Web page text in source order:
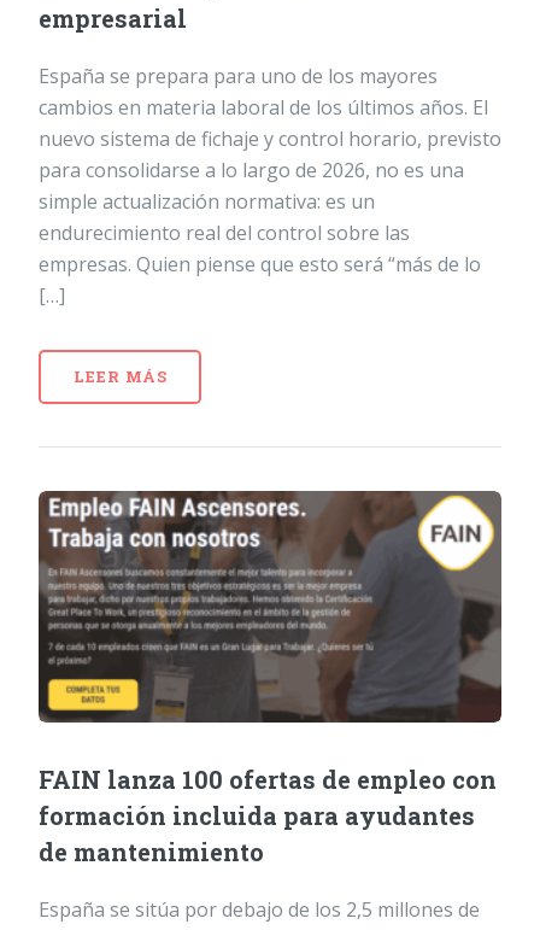
empresarial
España se prepara para uno de los mayores
cambios en materia laboral de los últimos años. El
nuevo sistema de fichaje y control horario, previsto
para consolidarse a lo largo de 2026, no es una
simple actualización normativa: es un
endurecimiento real del control sobre las
empresas. Quien piense que esto será “más de lo
[…]
LEER MÁS
FAIN lanza 100 ofertas de empleo con
formación incluida para ayudantes
de mantenimiento
España se sitúa por debajo de los 2,5 millones de